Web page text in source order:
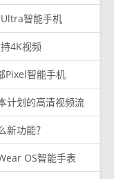
智能手机
4K视频
Pixel智能手机
计划的高清视频流
功能？
OS智能手表